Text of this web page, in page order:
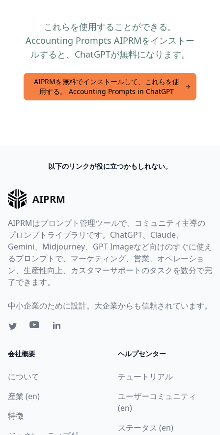
これらを使用することができる。
Accounting Prompts AIPRMをインストー
ルすると、ChatGPTが無料になります。
AIPRMを無料でインストールして、これらを使
用する。 Accounting Prompts in ChatGPT
以下のリンクが役に立つかもしれない。
AIPRM
AIPRMはプロンプト管理ツールで、コミュニティ主導の
プロンプトライブラリです。ChatGPT、Claude、
Gemini、Midjourney、GPT Imageなど向けのすぐに使え
るプロンプトで、マーケティング、営業、オペレーショ
ン、生産性向上、カスタマーサポートのタスクを数分で完
了できます。
中小企業のために設計。大企業からも信頼されています。
会社概要
について
産業 (en)
特徴
ヘルプセンター
チュートリアル
ユーザーコミュニティ
(en)
ステータス (en)